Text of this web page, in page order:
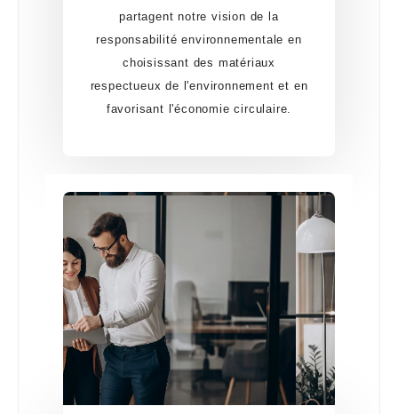
partagent notre vision de la
responsabilité environnementale en
choisissant des matériaux
respectueux de l'environnement et en
favorisant l'économie circulaire.